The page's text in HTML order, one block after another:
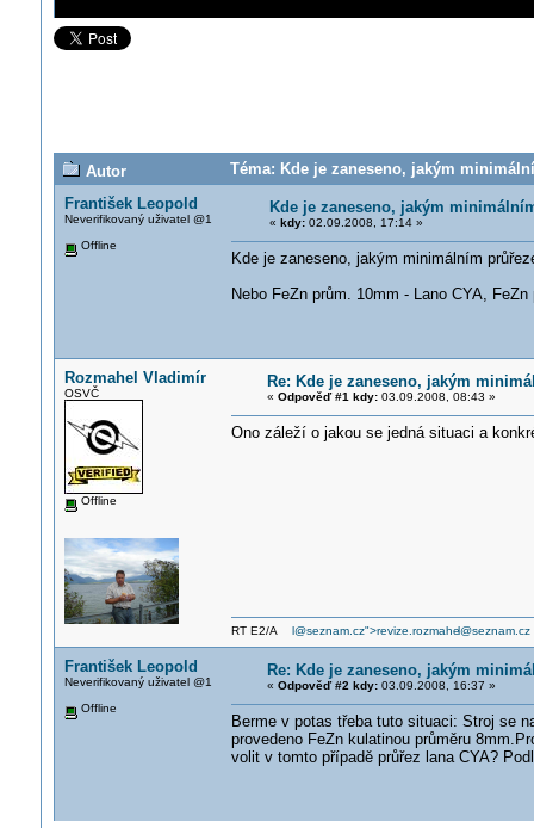
Autor
Téma: Kde je zaneseno, jakým
František Leopold
Neverifikovaný uživatel @1
Offline
Kde je zaneseno, jakým
« kdy:02.09.2008, 17:14 »
Kde je zaneseno, jakým minimálním
Nebo FeZn prům. 10mm - Lano CYA,
Rozmahel Vladimír
OSVČ
Offline
Re: Kde je zaneseno, jakým
« Odpověď #1 kdy:03.09.2008, 08:43 »
Ono záleží o jakou se jedná situaci a
RT E2/A l@seznam.cz">revize.rozmahel@seznam.cz
František Leopold
Neverifikovaný uživatel @1
Offline
Re: Kde je zaneseno, jakým
« Odpověď #2 kdy:03.09.2008, 16:37 »
Berme v potas třeba tuto situaci: Stroj se
provedeno FeZn kulatinou průměru
volit v tomto případě průřez lana CYA?